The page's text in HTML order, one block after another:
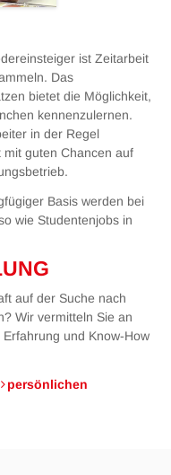
ist Zeitarbeit
Das
bietet die Möglichkeit,
kennenzulernen.
in der Regel
mit guten Chancen auf
Basis werden bei
wie Studentenjobs in
auf der Suche nach
Wir vermitteln Sie an
und Know-How
persönlichen